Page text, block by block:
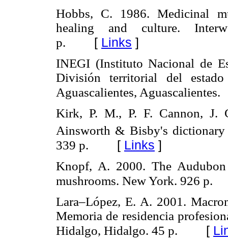
Hobbs, C. 1986. Medicinal
healing and culture.
p. [ Links ]
INEGI (Instituto Nacional de
División territorial del
Aguascalientes, Aguascalientes.
Kirk, P. M., P. F. Cannon, J.
Ainsworth & Bisby's
339 p. [ Links ]
Knopf, A. 2000. The
mushrooms. New York. 926 p.
Lara–López, E. A. 2001.
Memoria de residencia
Hidalgo, Hidalgo. 45 p. [